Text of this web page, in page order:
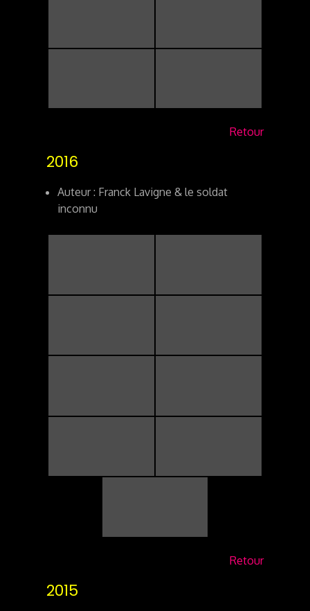
Retour
2016
Auteur : Franck Lavigne & le soldat
inconnu
Retour
2015